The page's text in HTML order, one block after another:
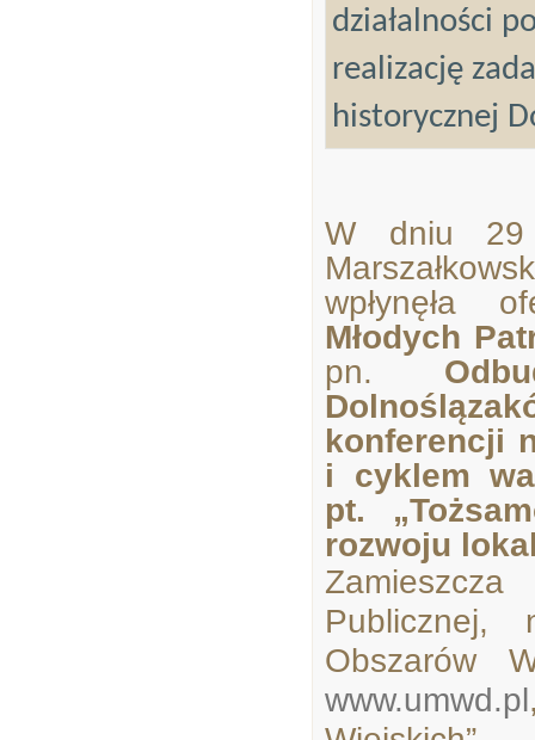
działalności
realizację
historycznej
W dniu 29
wpłynęła
Młodych
pn.
konferencji
i cyklem
pt.
rozwoju
Publicznej,
Obszarów
www.umwd.pl